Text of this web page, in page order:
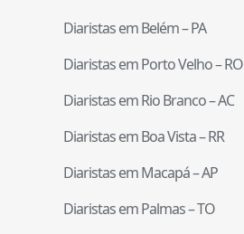
Diaristas emBelém–PA
Diaristas emPorto Velho–RO
Diaristas emRio Branco–AC
Diaristas emBoa Vista–RR
Diaristas emMacapá–AP
Diaristas emPalmas–TO